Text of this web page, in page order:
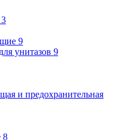
3
9
унитазов 9
и предохранительная
8